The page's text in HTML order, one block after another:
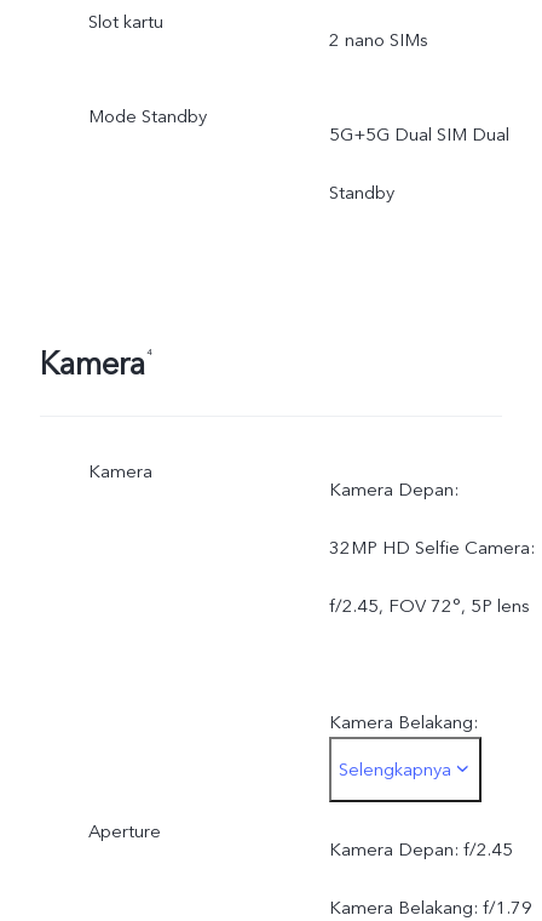
ketentuan dan hukum
infrastruktur dan versi
software ponsel.
Slot kartu
2 nano SIMs
Mode Standby
5G+5G Dual SIM Dual
Standby
Kamera⁴
Kamera
Kamera Depan:
32MP HD Selfie Camera:
f/2.45, FOV 72°, 5P lens
Kamera Belakang:
50MP Sony Main Camera:
AF, f/1.79, FOV 79°, 5P
lens
Selengkapnya
Aperture
Kamera Depan: f/2.45
Kamera Belakang: f/1.79